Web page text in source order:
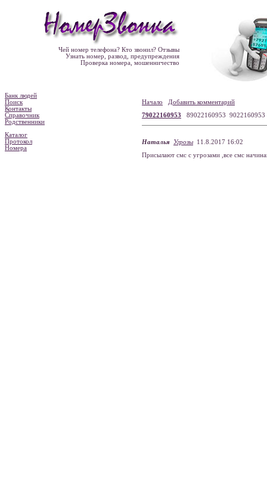
Чей номер телефона? Кто звонил? Отзывы
Узнать номер, развод, предупреждения
Проверка номера, мошенничество
Банк людей
Поиск
Контакты
Справочник
Родственники
Каталог
Протокол
Номера
Начало
Добавить комментарий
79022160953 89022160953
Наталья Угрозы 11.8.2017 16:02
Присылают смс с угрозами ,все смс